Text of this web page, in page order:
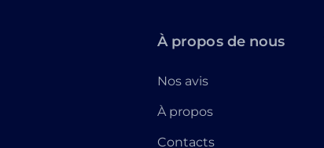
À propos de nous
Nos avis
À propos
Contacts